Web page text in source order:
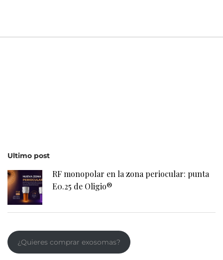
Ultimo post
RF monopolar en la zona periocular: punta
E0.25 de Oligio®
¿Quieres comprar exosomas?